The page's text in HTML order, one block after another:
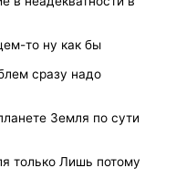
то ну как бы
сразу надо
Земля по сути
только Лишь потому